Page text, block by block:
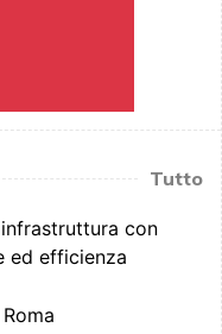
Tutto
con
ed efficienza